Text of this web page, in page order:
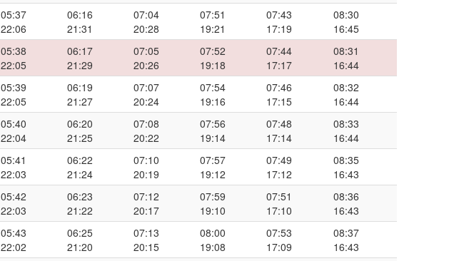
05:37
22:06
06:16
21:31
07:04
20:28
07:51
19:21
07:43
17:19
08:30
16:45
05:38
22:05
06:17
21:29
07:05
20:26
07:52
19:18
07:44
17:17
08:31
16:44
05:39
22:05
06:19
21:27
07:07
20:24
07:54
19:16
07:46
17:15
08:32
16:44
05:40
22:04
06:20
21:25
07:08
20:22
07:56
19:14
07:48
17:14
08:33
16:44
05:41
22:03
06:22
21:24
07:10
20:19
07:57
19:12
07:49
17:12
08:35
16:43
05:42
22:03
06:23
21:22
07:12
20:17
07:59
19:10
07:51
17:10
08:36
16:43
05:43
22:02
06:25
21:20
07:13
20:15
08:00
19:08
07:53
17:09
08:37
16:43